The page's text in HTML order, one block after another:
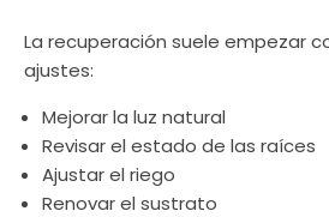
La recuperación suele empezar
ajustes:
Mejorar la luz natural
Revisar el estado de las raíces
Ajustar el riego
Renovar el sustrato